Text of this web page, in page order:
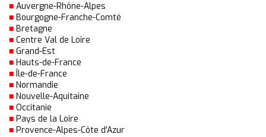
■ Auvergne-Rhône-Alpes
■ Bourgogne-Franche-Comté
■ Bretagne
■ Centre Val de Loire
■ Grand-Est
■ Hauts-de-France
■ Île-de-France
■ Normandie
■ Nouvelle-Aquitaine
■ Occitanie
■ Pays de la Loire
■ Provence-Alpes-Côte d'Azur